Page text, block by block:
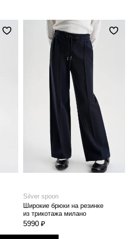
Silver spoon
Широкие брюки на резинке
из трикотажа милано
5990 ₽